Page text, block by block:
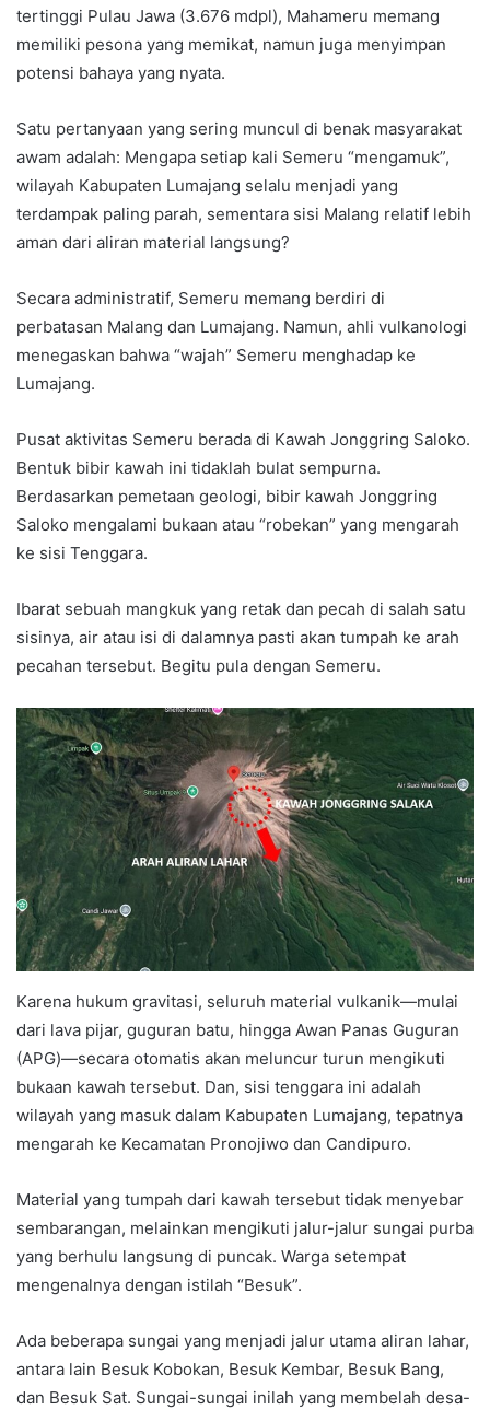
tertinggi Pulau Jawa (3.676 mdpl), Mahameru memang
memiliki pesona yang memikat, namun juga menyimpan
potensi bahaya yang nyata.
Satu pertanyaan yang sering muncul di benak masyarakat
awam adalah: Mengapa setiap kali Semeru “mengamuk”,
wilayah Kabupaten Lumajang selalu menjadi yang
terdampak paling parah, sementara sisi Malang relatif lebih
aman dari aliran material langsung?
Secara administratif, Semeru memang berdiri di
perbatasan Malang dan Lumajang. Namun, ahli vulkanologi
menegaskan bahwa “wajah” Semeru menghadap ke
Lumajang.
Pusat aktivitas Semeru berada di Kawah Jonggring Saloko.
Bentuk bibir kawah ini tidaklah bulat sempurna.
Berdasarkan pemetaan geologi, bibir kawah Jonggring
Saloko mengalami bukaan atau “robekan” yang mengarah
ke sisi Tenggara.
Ibarat sebuah mangkuk yang retak dan pecah di salah satu
sisinya, air atau isi di dalamnya pasti akan tumpah ke arah
pecahan tersebut. Begitu pula dengan Semeru.
Karena hukum gravitasi, seluruh material vulkanik—mulai
dari lava pijar, guguran batu, hingga Awan Panas Guguran
(APG)—secara otomatis akan meluncur turun mengikuti
bukaan kawah tersebut. Dan, sisi tenggara ini adalah
wilayah yang masuk dalam Kabupaten Lumajang, tepatnya
mengarah ke Kecamatan Pronojiwo dan Candipuro.
Material yang tumpah dari kawah tersebut tidak menyebar
sembarangan, melainkan mengikuti jalur-jalur sungai purba
yang berhulu langsung di puncak. Warga setempat
mengenalnya dengan istilah “Besuk”.
Ada beberapa sungai yang menjadi jalur utama aliran lahar,
antara lain Besuk Kobokan, Besuk Kembar, Besuk Bang,
dan Besuk Sat. Sungai-sungai inilah yang membelah desa-